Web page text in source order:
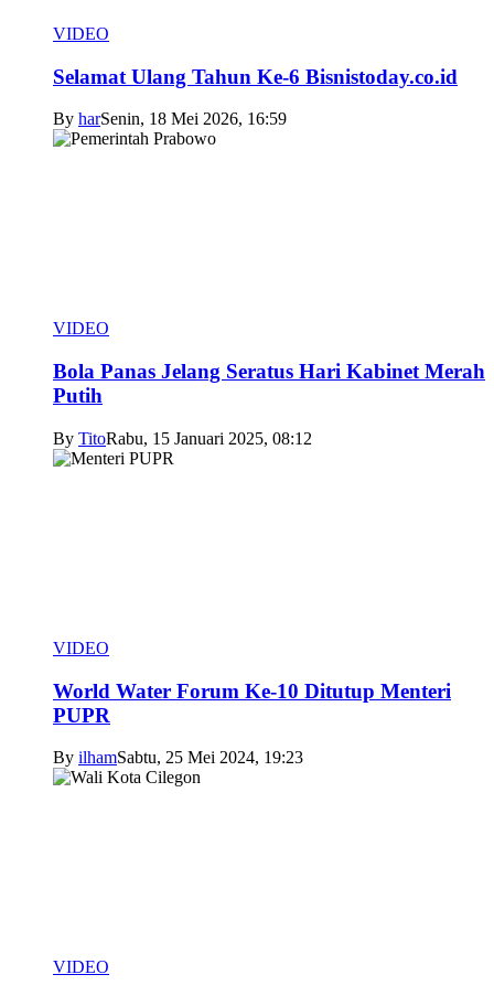
VIDEO
Selamat Ulang Tahun Ke-6 Bisnistoday.co.id
By harSenin, 18 Mei 2026, 16:59
VIDEO
Bola Panas Jelang Seratus Hari Kabinet Merah
Putih
By TitoRabu, 15 Januari 2025, 08:12
VIDEO
World Water Forum Ke-10 Ditutup Menteri
PUPR
By ilhamSabtu, 25 Mei 2024, 19:23
VIDEO